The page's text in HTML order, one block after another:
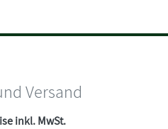
Versand
inkl. MwSt.